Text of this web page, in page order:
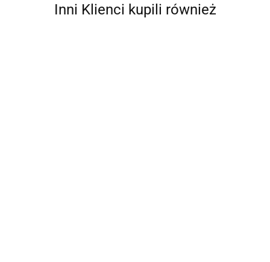
Inni Klienci kupili również